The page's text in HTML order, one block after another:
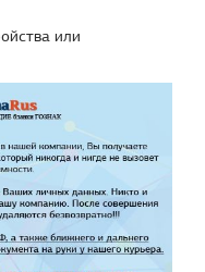
или